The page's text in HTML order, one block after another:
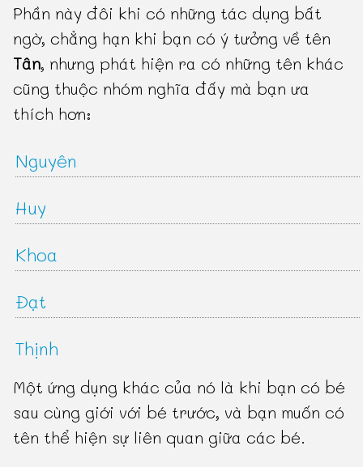
Phần này đôi khi có những tác dụng bất
ngờ, chẳng hạn khi bạn có ý tưởng về tên
Tân, nhưng phát hiện ra có những tên khác
cũng thuộc nhóm nghĩa đấy mà bạn ưa
thích hơn:
Nguyên
Huy
Khoa
Đạt
Thịnh
Một ứng dụng khác của nó là khi bạn có bé
sau cùng giới với bé trước, và bạn muốn có
tên thể hiện sự liên quan giữa các bé.